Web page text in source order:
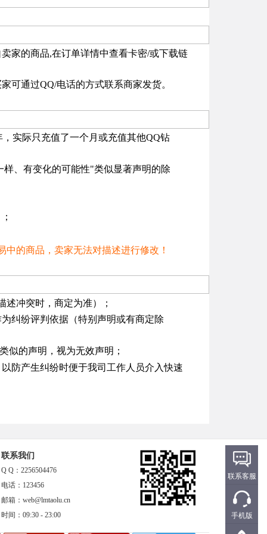
家的商品,在订单详情中查看卡密/或下载链
可通过QQ/电话的方式联系商家发货。
实际只充值了一个月或充值其他QQ钻
、有变化的可能性"类似显著声明的除
的商品，卖家无法对描述进行修改！
冲突时，商定为准）；
纠纷评判依据（特别声明或有商定除
似的声明，视为无效声明；
防产生纠纷时便于我司工作人员介入快速
联系我们
Q Q：2256504476
电话：123456
邮箱：web@lmtaolu.cn
时间：09:30 - 23:00
联系客服
手机版